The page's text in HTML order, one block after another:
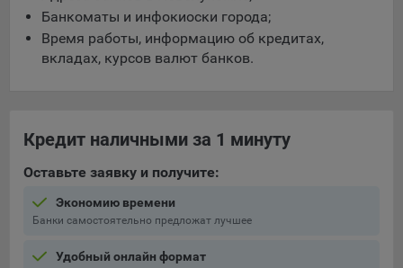
5.4. Создание и предоставление персонализированной
рекламы пользователю.
cookie используются в целях обеспечения корректной
функционала пользователем, не могут быть отключены в
системах. Вместе с тем, пользователь может настроить
браузер, чтобы он блокировал такие файлы сookie или
случае некоторые разделы сайта могут не работать).
Банкоматы и инфокиоски города;
Время работы, информацию об кредитах,
вкладах, курсов валют банков.
Кредит наличными за 1 минуту
Оставьте заявку и получите:
Экономию времени
Банки самостоятельно предложат лучшее
Удобный онлайн формат